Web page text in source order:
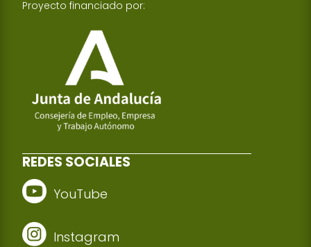
Proyecto financiado por:
REDES SOCIALES
YouTube
Instagram